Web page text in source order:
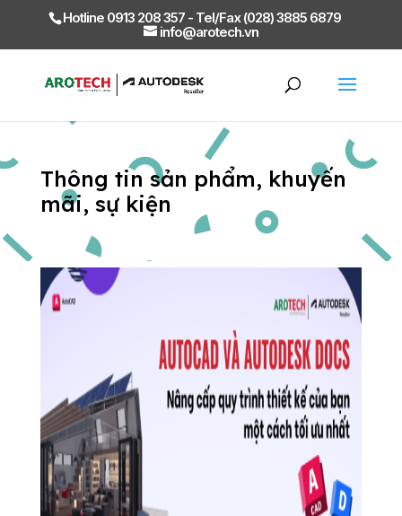
Hotline 0913 208 357 - Tel/Fax (028) 3885 6879
info@arotech.vn
Thông tin sản phẩm, khuyến
mãi, sự kiện